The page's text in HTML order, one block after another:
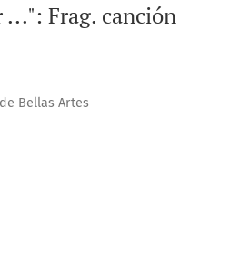
Frag. canción
Bellas Artes